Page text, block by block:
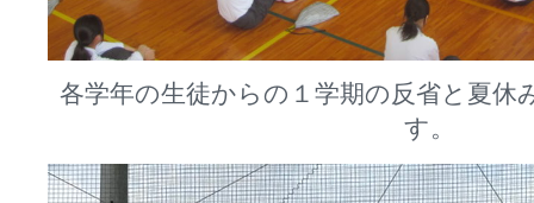
各学年の生徒からの１学期の反省と夏休
す。